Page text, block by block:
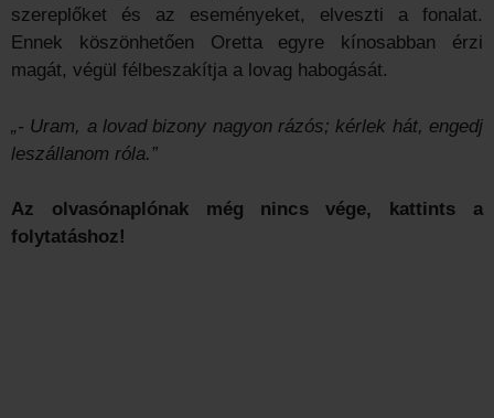
szereplőket és az eseményeket, elveszti a fonalat.
Ennek köszönhetően Oretta egyre kínosabban érzi
magát, végül félbeszakítja a lovag habogását.
„- Uram, a lovad bizony nagyon rázós; kérlek hát, engedj
leszállanom róla.”
Az olvasónaplónak még nincs vége, kattints a
folytatáshoz!